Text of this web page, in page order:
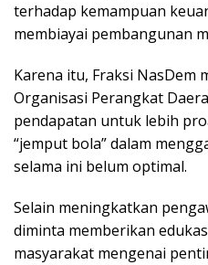
terhadap kemampuan
membiayai pembangunan
Karena itu, Fraksi NasDem
Organisasi Perangkat
pendapatan untuk lebih
“jemput bola” dalam
selama ini belum optimal.
Selain meningkatkan
diminta memberikan
masyarakat mengenai